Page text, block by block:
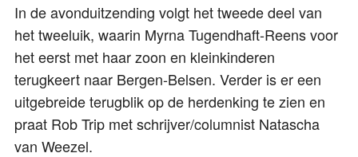
In de avonduitzending volgt het tweede deel van
het tweeluik, waarin Myrna Tugendhaft-Reens voor
het eerst met haar zoon en kleinkinderen
terugkeert naar Bergen-Belsen. Verder is er een
uitgebreide terugblik op de herdenking te zien en
praat Rob Trip met schrijver/columnist Natascha
van Weezel.